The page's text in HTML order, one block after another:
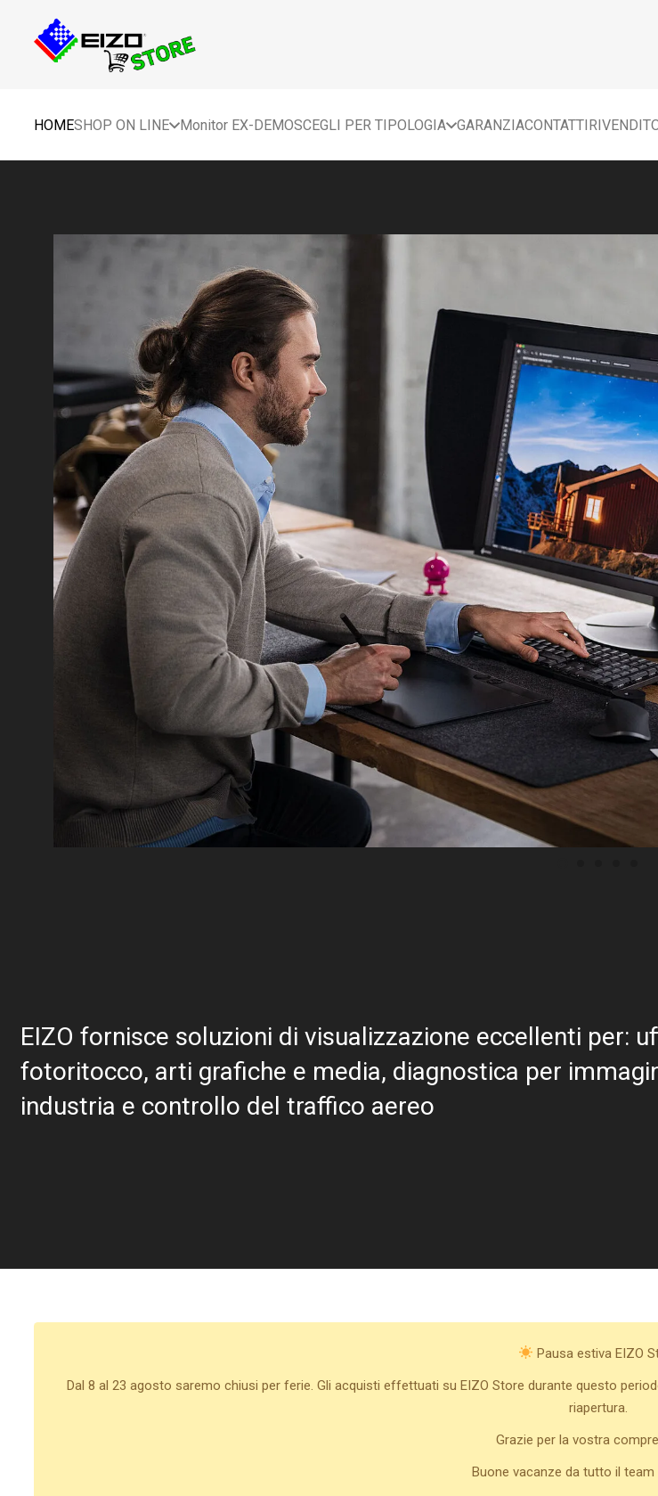
HOMESHOP ON LINE Monitor EX-DEMOSCEGLI PER TIPOLOGIA GARANZIACONTATTI
EIZO fornisce soluzioni di visualizzazione eccellenti per:
fotoritocco, arti grafiche e media, diagnostica per
industria e controllo del traffico aereo
Pausa estiva EIZO
Dal 8 al 23 agosto saremo chiusi per ferie. Gli acquisti effettuati su EIZO Store durante questo
riapertura.
Grazie per la vostra
Buone vacanze da tutto il team